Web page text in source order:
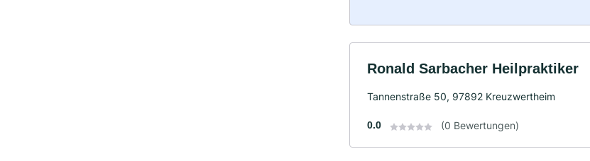
Ronald Sarbacher Heilpraktiker
Tannenstraße 50, 97892 Kreuzwertheim
0.0 (0 Bewertungen)